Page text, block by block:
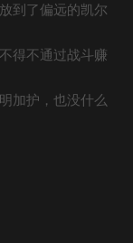
到了偏远的凯尔
得不通过战斗赚
加护，也没什么